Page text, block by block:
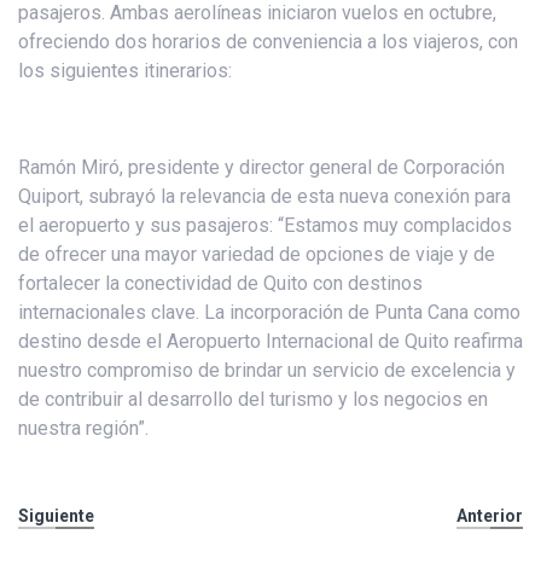
pasajeros. Ambas aerolíneas iniciaron vuelos en octubre,
ofreciendo dos horarios de conveniencia a los viajeros, con
los siguientes itinerarios:
Ramón Miró, presidente y director general de Corporación
Quiport, subrayó la relevancia de esta nueva conexión para
el aeropuerto y sus pasajeros: “Estamos muy complacidos
de ofrecer una mayor variedad de opciones de viaje y de
fortalecer la conectividad de Quito con destinos
internacionales clave. La incorporación de Punta Cana como
destino desde el Aeropuerto Internacional de Quito reafirma
nuestro compromiso de brindar un servicio de excelencia y
de contribuir al desarrollo del turismo y los negocios en
nuestra región”.
Siguiente Anterior